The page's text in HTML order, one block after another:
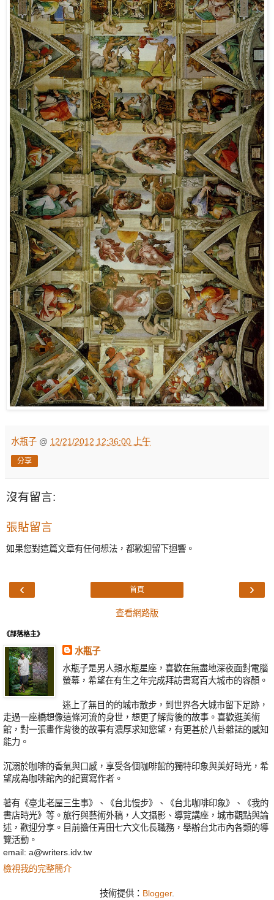
水瓶子 @ 12/21/2012 12:36:00 上午
分享
沒有留言:
張貼留言
如果您對這篇文章有任何想法，都歡迎留下迴響。
‹ ›
首頁
查看網路版
《部落格主》
水瓶子
水瓶子是男人類水瓶星座，喜歡在無盡地深夜面對電腦
螢幕，希望在有生之年完成拜訪書寫百大城市的容顏。
迷上了無目的的城市散步，到世界各大城市留下足跡，
走過一座橋想像這條河流的身世，想更了解背後的故事。喜歡逛美術
館，對一張畫作背後的故事有濃厚求知慾望，有更甚於八卦雜誌的感知
能力。
沉溺於咖啡的香氣與口感，享受各個咖啡館的獨特印象與美好時光，希
望成為咖啡館內的紀實寫作者。
著有《臺北老屋三生事》、《台北慢步》、《台北咖啡印象》、《我的
書店時光》等。旅行與藝術外稿，人文攝影、導覽講座，城市觀點與論
述，歡迎分享。目前擔任青田七六文化長職務，舉辦台北市內各類的導
覽活動。
email: a@writers.idv.tw
檢視我的完整簡介
技術提供： Blogger.